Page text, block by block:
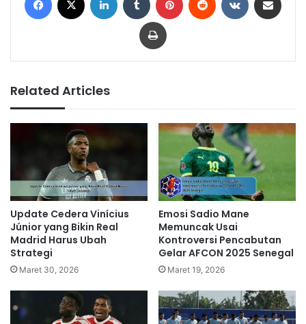
Print
Related Articles
Update Cedera Vinícius
Júnior yang Bikin Real
Madrid Harus Ubah
Strategi
Maret 30, 2026
Emosi Sadio Mane
Memuncak Usai
Kontroversi Pencabutan
Gelar AFCON 2025 Senegal
Maret 19, 2026